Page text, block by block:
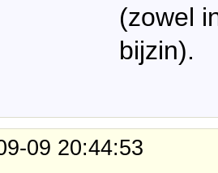
(zowel
bijzin).
09 20:44:53